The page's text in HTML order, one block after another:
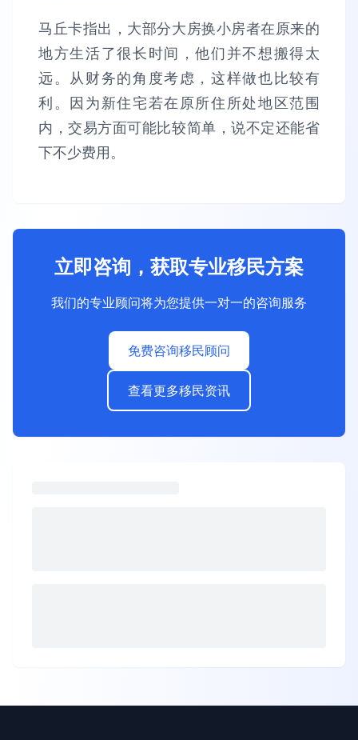
马丘卡指出，大部分大房换小房者在原来的
地方生活了很长时间，他们并不想搬得太
远。从财务的角度考虑，这样做也比较有
利。因为新住宅若在原所住所处地区范围
内，交易方面可能比较简单，说不定还能省
下不少费用。
立即咨询，获取专业移民方案
我们的专业顾问将为您提供一对一的咨询服务
免费咨询移民顾问
查看更多移民资讯